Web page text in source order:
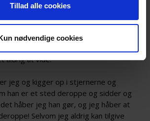
Tillad alle cookies
nødvendige cookies
gjorde? Tænkt på sin kone, mig, min
på 7 og 10år? Kunne ikke engang
aldrig at vide.
jeg og kigger op i stjernerne og
han er et sted deroppe og sidder og
håber jeg han gør, og jeg håber at
Selvom jeg aldrig kan tilgive